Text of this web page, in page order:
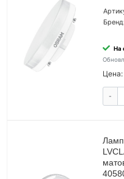
Бренд:
На
Цена:
-